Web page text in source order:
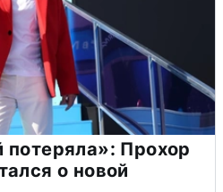
Прохор
о новой